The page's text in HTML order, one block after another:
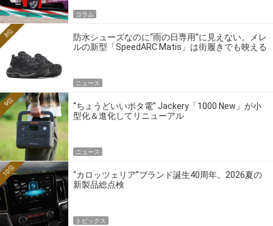
コラム
防水シューズなのに“雨の日専用”に見えない。メレ
ルの新型「SpeedARC Matis」は街履きでも映える
8位
ニュース
“ちょうどいいポタ電” Jackery「1000 New」が小
型化＆進化してリニューアル
9位
ニュース
“カロッツェリア”ブランド誕生40周年。2026夏の
新製品総点検
10位
トピックス